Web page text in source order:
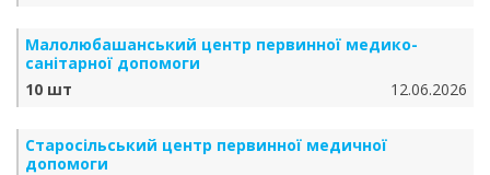
Малолюбашанський центр первинної медико-
санітарної допомоги
10 шт
12.06.2026
Старосільський центр первинної медичної
допомоги